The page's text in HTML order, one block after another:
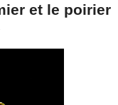
et le poirier